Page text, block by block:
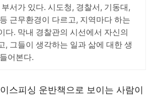
서가 있다. 시도청, 경찰서, 기동대,
근무환경이 다르고, 지역마다 하는
다. 막내 경찰관의 시선에서 자신의
, 그들이 생각하는 일과 삶에 대한 생
어본다.
스피싱 운반책으로 보이는 사람이